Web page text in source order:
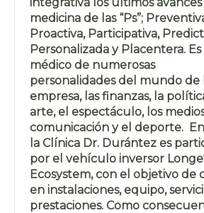
medicina de las “Ps”;
Proactiva, Participativa,
Personalizada y Placentera. Es
médico de numerosas
personalidades del mundo de
empresa, las finanzas, la
arte, el espectáculo, los
comunicación y el deporte.
la Clínica Dr. Durántez es
por el vehículo inversor
Ecosystem, con el objetivo de
en instalaciones, equipo,
prestaciones. Como